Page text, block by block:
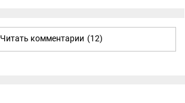
Читать комментарии (12)